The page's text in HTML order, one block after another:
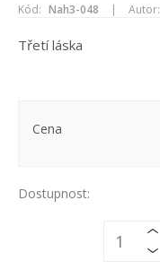
Kód: Nah3-048 | Autor:
Třetí láska
Cena
Dostupnost: